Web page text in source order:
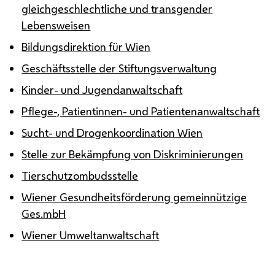
gleichgeschlechtliche undtransgender
Lebensweisen
Bildungsdirektion für Wien
Geschäftsstelle der Stiftungsverwaltung
Kinder- und Jugendanwaltschaft
Pflege-, Patientinnen- und Patientenanwaltschaft
Sucht- und Drogenkoordination Wien
Stelle zur Bekämpfung von Diskriminierungen
Tierschutzombudsstelle
Wiener Gesundheitsförderung gemeinnützige
Ges.mbH
Wiener Umweltanwaltschaft